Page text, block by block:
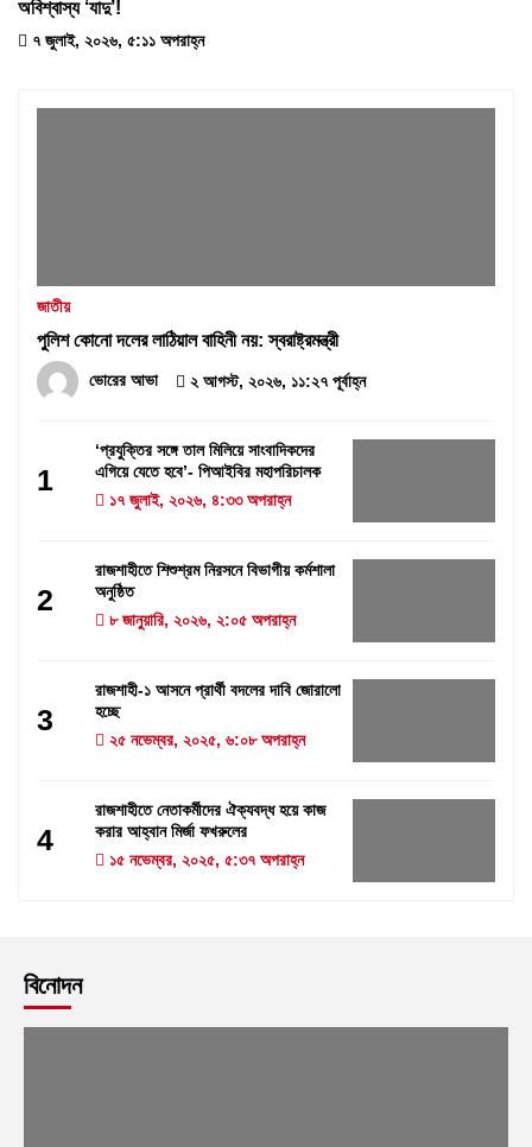
অবিশ্বাস্য ‘যাদু’!
৭ জুলাই, ২০২৬, ৫:১১ অপরাহ্ন
জাতীয়
পুলিশ কোনো দলের লাঠিয়াল বাহিনী নয়: স্বরাষ্ট্রমন্ত্রী
ভোরের আভা ২ আগস্ট, ২০২৬, ১১:২৭ পূর্বাহ্ন
1
‘প্রযুক্তির সঙ্গে তাল মিলিয়ে সাংবাদিকদের
এগিয়ে যেতে হবে’- পিআইবির মহাপরিচালক
১৭ জুলাই, ২০২৬, ৪:৩৩ অপরাহ্ন
2
রাজশাহীতে শিশুশ্রম নিরসনে বিভাগীয় কর্মশালা
অনুষ্ঠিত
৮ জানুয়ারি, ২০২৬, ২:০৫ অপরাহ্ন
3
রাজশাহী-১ আসনে প্রার্থী বদলের দাবি জোরালো
হচ্ছে
২৫ নভেম্বর, ২০২৫, ৬:০৮ অপরাহ্ন
4
রাজশাহীতে নেতাকর্মীদের ঐক্যবদ্ধ হয়ে কাজ
করার আহ্বান মির্জা ফখরুলের
১৫ নভেম্বর, ২০২৫, ৫:৩৭ অপরাহ্ন
বিনোদন